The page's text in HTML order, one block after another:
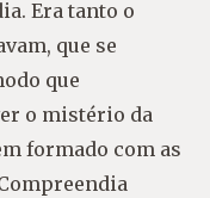
Era tanto o
que se
que
o mistério da
formado com as